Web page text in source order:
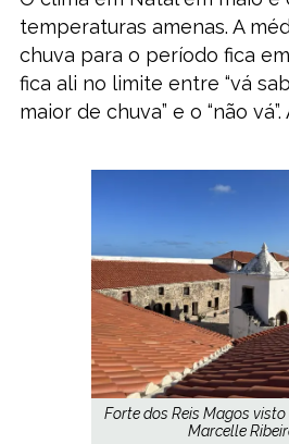
temperaturas amenas. A
chuva para o período fica
fica ali no limite entre “vá
maior de chuva” e o “não
Forte dos Reis Magos
Marcelle